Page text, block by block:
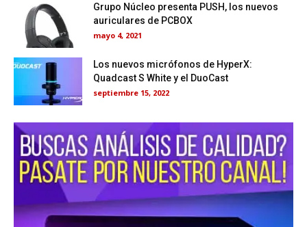
Grupo Núcleo presenta PUSH, los nuevos
auriculares de PCBOX
mayo 4, 2021
Los nuevos micrófonos de HyperX:
Quadcast S White y el DuoCast
septiembre 15, 2022